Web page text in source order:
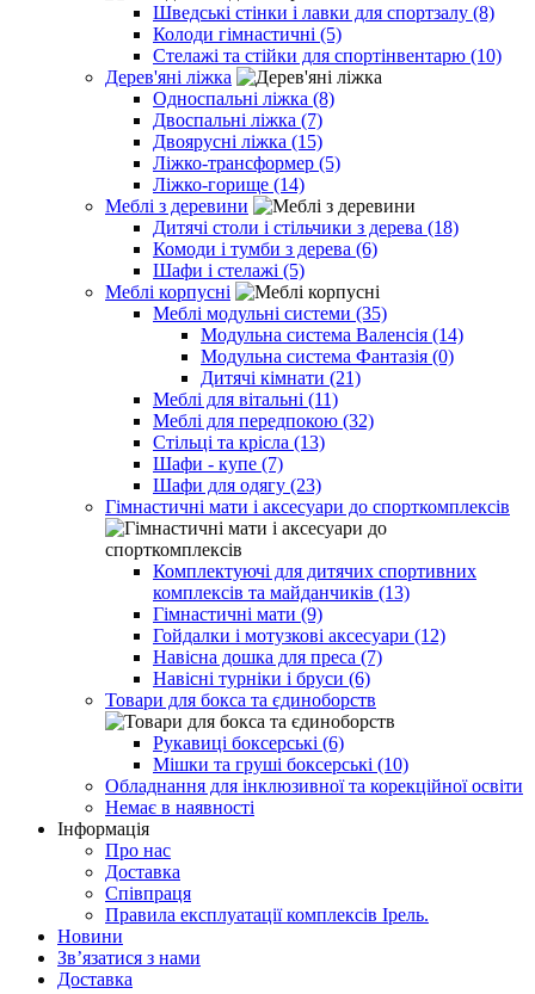
Шведські стінки і лавки для спортзалу (8)
Колоди гімнастичні (5)
Стелажі та стійки для спортінвентарю (10)
Дерев'яні ліжка
Односпальні ліжка (8)
Двоспальні ліжка (7)
Двоярусні ліжка (15)
Ліжко-трансформер (5)
Ліжко-горище (14)
Меблі з деревини
Дитячі столи і стільчики з дерева (18)
Комоди і тумби з дерева (6)
Шафи і стелажі (5)
Меблі корпусні
Меблі модульні системи (35)
Модульна система Валенсія (14)
Модульна система Фантазія (0)
Дитячі кімнати (21)
Меблі для вітальні (11)
Меблі для передпокою (32)
Стільці та крісла (13)
Шафи - купе (7)
Шафи для одягу (23)
Гімнастичні мати і аксесуари до спорткомплексів
Комплектуючі для дитячих спортивних
комплексів та майданчиків (13)
Гімнастичні мати (9)
Гойдалки і мотузкові аксесуари (12)
Навісна дошка для преса (7)
Навісні турніки і бруси (6)
Товари для бокса та єдиноборств
Рукавиці боксерські (6)
Мішки та груші боксерські (10)
Обладнання для інклюзивної та корекційної освіти
Немає в наявності
Інформація
Про нас
Доставка
Співпраця
Правила експлуатації комплексів Ірель.
Новини
Зв’язатися з нами
Доставка